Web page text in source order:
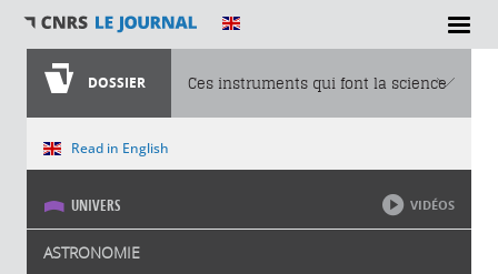
DOSSIER Ces instruments qui font la science
Vous êtes ici
Read in English
UNIVERS
ASTRONOMIE
VIDÉOS